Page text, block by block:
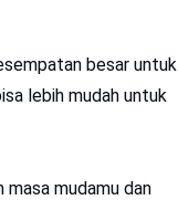
besar untuk
lebih mudah untuk
mudamu dan